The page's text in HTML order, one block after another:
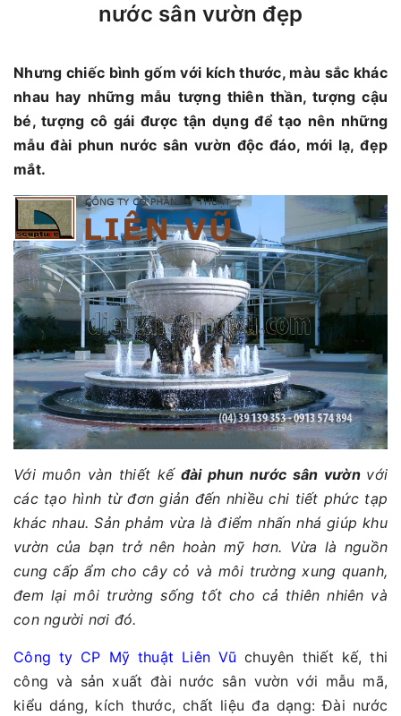
nước sân vườn đẹp
Nhưng chiếc bình gốm với kích thước, màu sắc khác
nhau hay những mẫu tượng thiên thần, tượng cậu
bé, tượng cô gái được tận dụng để tạo nên những
mẫu đài phun nước sân vườn độc đáo, mới lạ, đẹp
mắt.
Với muôn vàn thiết kế đài phun nước sân vườn với
các tạo hình từ đơn giản đến nhiều chi tiết phức tạp
khác nhau. Sản phảm vừa là điểm nhấn nhá giúp khu
vườn của bạn trở nên hoàn mỹ hơn. Vừa là nguồn
cung cấp ẩm cho cây cỏ và môi trường xung quanh,
đem lại môi trường sống tốt cho cả thiên nhiên và
con người nơi đó.
Công ty CP Mỹ thuật Liên Vũ chuyên thiết kế, thi
công và sản xuất đài nước sân vườn với mẫu mã,
kiểu dáng, kích thước, chất liệu đa dạng: Đài nước